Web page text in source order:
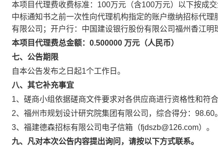
本项目代理费收费标准：100万元（含100万元）以下按成
中标通知书之前一次性向代理机构指定的账户缴纳招标代
有限公司；开户行：中国建设银行股份有限公司福州香江
本项目代理费总金额：0.500000 万元（人民币）
七、公告期限
自本公告发布之日起1个工作日。
八、其它补充事宜
1、 磋商小组依据磋商文件要求对各供应商进行资格性和符
2、福州市规划设计研究院集团有限公司 ，综合得分： 98.60
3、 福建德森招标有限公司电子信箱（fjdszb@126.com）。
九、凡对本次公告内容提出询问，请按以下方式联系。